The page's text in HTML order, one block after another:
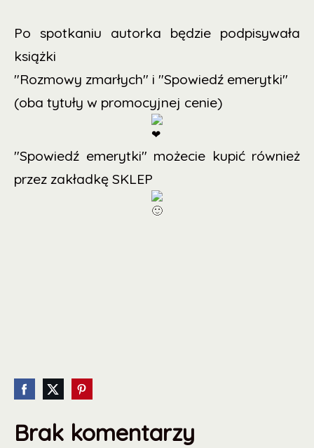
Po spotkaniu autorka będzie podpisywała
książki
"Rozmowy zmarłych" i "Spowiedź emerytki"
(oba tytuły w promocyjnej cenie)
"Spowiedź emerytki" możecie kupić również
przez zakładkę SKLEP
Brak komentarzy